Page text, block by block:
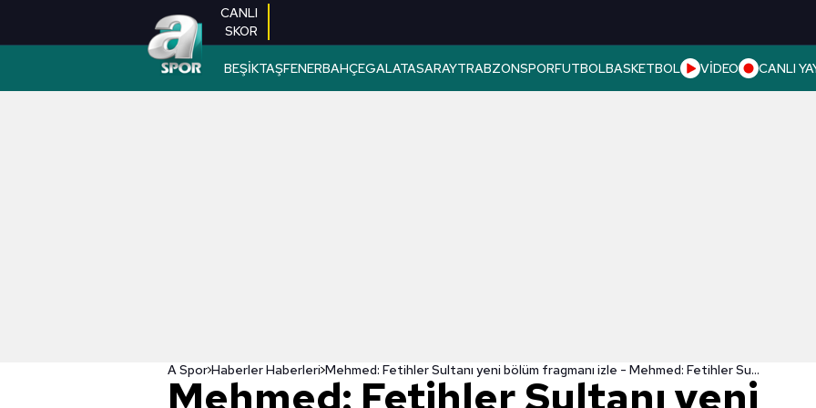
CANLI
SKOR
BEŞİKTAŞFENERBAHÇEGALATASARAYTRABZONSPORFUTBOLBASKETBOL VİDEO CANLI
A Spor Haberler Haberleri Mehmed: Fetihler Sultanı yeni bölüm fragmanı izle - Mehmed: Fetihler Sultanı 36. yeni bölüm fragmanı
Mehmed: Fetihler Sultanı yeni